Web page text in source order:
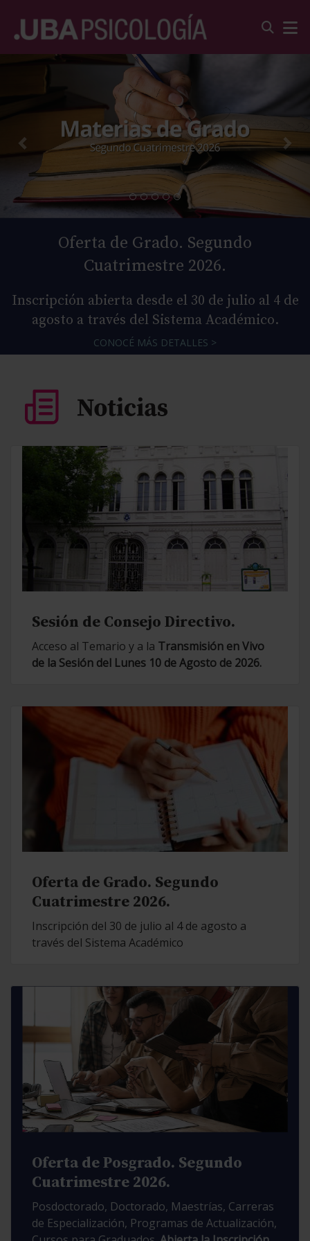
Oferta de Grado. Segundo
Cuatrimestre 2026.
Inscripción abierta desde el 30 de julio al 4 de
agosto a través del Sistema Académico.
CONOCÉ MÁS DETALLES >
Sesión de Consejo Directivo.
Acceso al Temario y a la Transmisión en Vivo
de la Sesión del Lunes 10 de Agosto de 2026.
Oferta de Grado. Segundo
Cuatrimestre 2026.
Inscripción del 30 de julio al 4 de agosto a
través del Sistema Académico
Oferta de Posgrado. Segundo
Cuatrimestre 2026.
Posdoctorado, Doctorado, Maestrías, Carreras
de Especialización, Programas de Actualización,